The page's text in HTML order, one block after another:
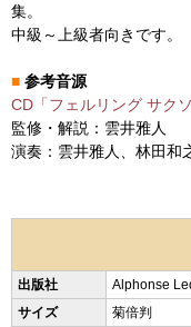
集。
中級～上級者向きです。
■ 参考音源
CD「フェルリング サク
監修・解説：雲井雅人
演奏：雲井雅人、林田和
出版社
Alphonse
サイズ
菊倍判